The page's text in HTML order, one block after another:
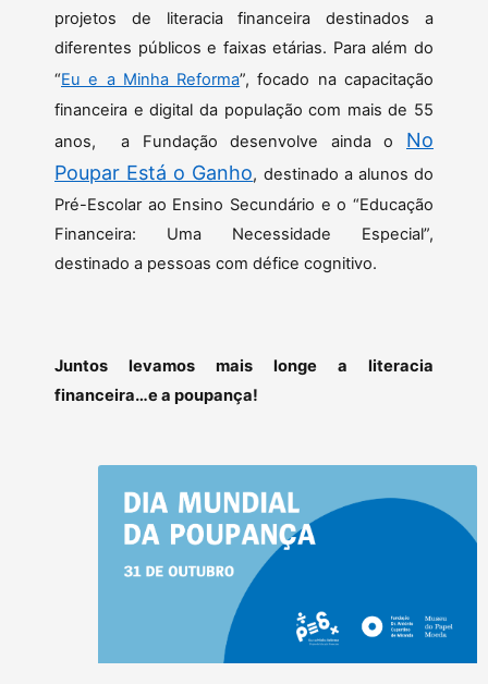
projetos de literacia financeira destinados a
diferentes públicos e faixas etárias. Para além do
“Eu e a Minha Reforma”, focado na capacitação
financeira e digital da população com mais de 55
anos, a Fundação desenvolve ainda o No
Poupar Está o Ganho, destinado a alunos do
Pré-Escolar ao Ensino Secundário e o “Educação
Financeira: Uma Necessidade Especial”,
destinado a pessoas com défice cognitivo.
Juntos levamos mais longe a literacia
financeira…e a poupança!